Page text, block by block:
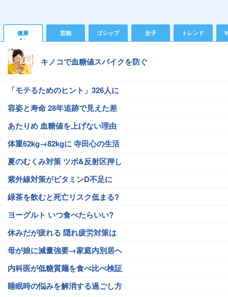
健康 芸能 ゴシップ 女子 トレンド
キノコで血糖値スパイクを防ぐ
「モテるためのヒント」326人に
容姿と寿命 28年追跡で見えた差
あたりめ 血糖値を上げない理由
体重62kg→82kgに 寺田心の生活
夏のむくみ対策 ツボ&反射区押し
紫外線対策がビタミンD不足に
緑茶を飲むと死亡リスク低まる?
ヨーグルト いつ食べたらいい?
休みだが疲れる 隠れ疲労対策は
母が娘に減量強要→家庭内別居へ
内科医が低糖質麺を食べ比べ検証
睡眠時の悩みを解消する過ごし方